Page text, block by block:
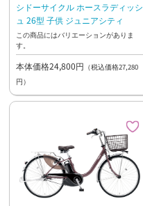
シドーサイクル ホースラディッシ
ュ 26型 子供 ジュニアシティ
この商品にはバリエーションがありま
す。
本体価格24,800円 （税込価格27,280
円）